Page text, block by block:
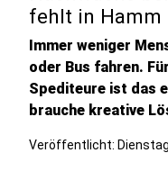
fehlt in Hamm
Immer weniger
oder Bus fahren.
Spediteure ist das
brauche kreative
Veröffentlicht: